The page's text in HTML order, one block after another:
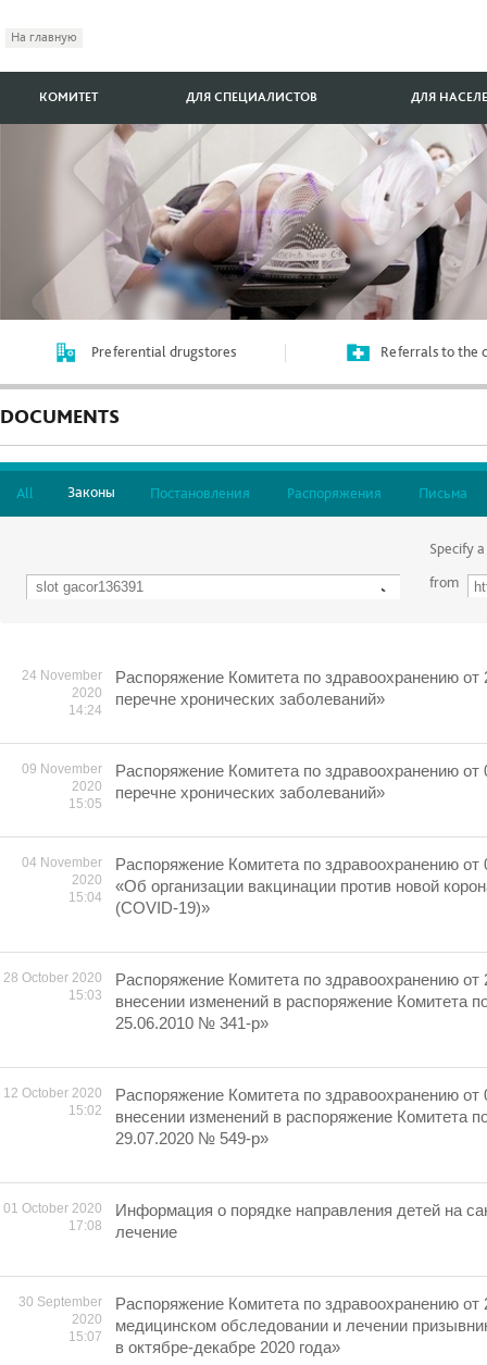
На главную
КОМИТЕТ ДЛЯ СПЕЦИАЛИСТОВ ДЛЯ
Preferential drugstores Referrals to the
DOCUMENTS
All Законы Постановления Распоряжения Письма
Specify
from
24 November
2020
14:24
Распоряжение Комитета по здравоохранению
перечне хронических заболеваний»
09 November
2020
15:05
Распоряжение Комитета по здравоохранению
перечне хронических заболеваний»
04 November
2020
15:04
Распоряжение Комитета по здравоохранению
«Об организации вакцинации против новой
(COVID-19)»
28 October 2020
15:03
Распоряжение Комитета по здравоохранению
внесении изменений в распоряжение Комитета
25.06.2010 № 341-р»
12 October 2020
15:02
Распоряжение Комитета по здравоохранению
внесении изменений в распоряжение Комитета
29.07.2020 № 549-р»
01 October 2020
17:08
Информация о порядке направления детей на
лечение
30 September
2020
15:07
Распоряжение Комитета по здравоохранению
медицинском обследовании и лечении
в октябре-декабре 2020 года»